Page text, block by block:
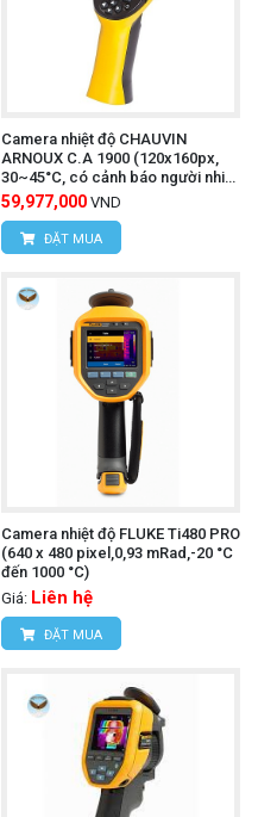
Camera nhiệt độ CHAUVIN
ARNOUX C.A 1900 (120x160px,
30~45°C, có cảnh báo người nhiệt
độ cao)
59,977,000 VND
ĐẶT MUA
Camera nhiệt độ FLUKE Ti480 PRO
(640 x 480 pixel,0,93 mRad,-20 °C
đến 1000 °C)
Giá: Liên hệ
ĐẶT MUA